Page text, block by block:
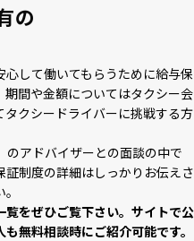
の
して働いてもらうために給与保
間や⾦額についてはタクシー会
クシードライバーに挑戦する⽅
のアドバイザーとの⾯談の中で
制度の詳細はしっかりお伝えさ
をぜひご覧下さい。サイトで公
無料相談時にご紹介可能です。